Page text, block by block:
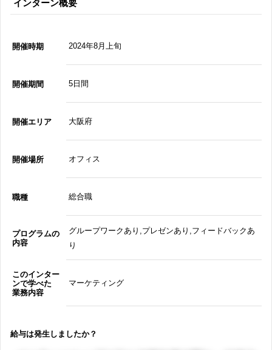
インターン概要
開催時期 2024年8月上旬
開催期間 5日間
開催エリア 大阪府
開催場所 オフィス
職種 総合職
プログラムの
内容
グループワークあり,プレゼンあり,フィードバックあ
り
このインター
ンで学べた
業務内容
マーケティング
給与は発生しましたか？